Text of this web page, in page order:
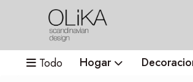
Todo Hogar